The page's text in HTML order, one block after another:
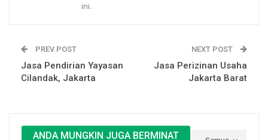
ini.
PREV POST
Jasa Pendirian Yayasan
Cilandak, Jakarta
NEXT POST
Jasa Perizinan Usaha
Jakarta Barat
ANDA MUNGKIN JUGA BERMINAT